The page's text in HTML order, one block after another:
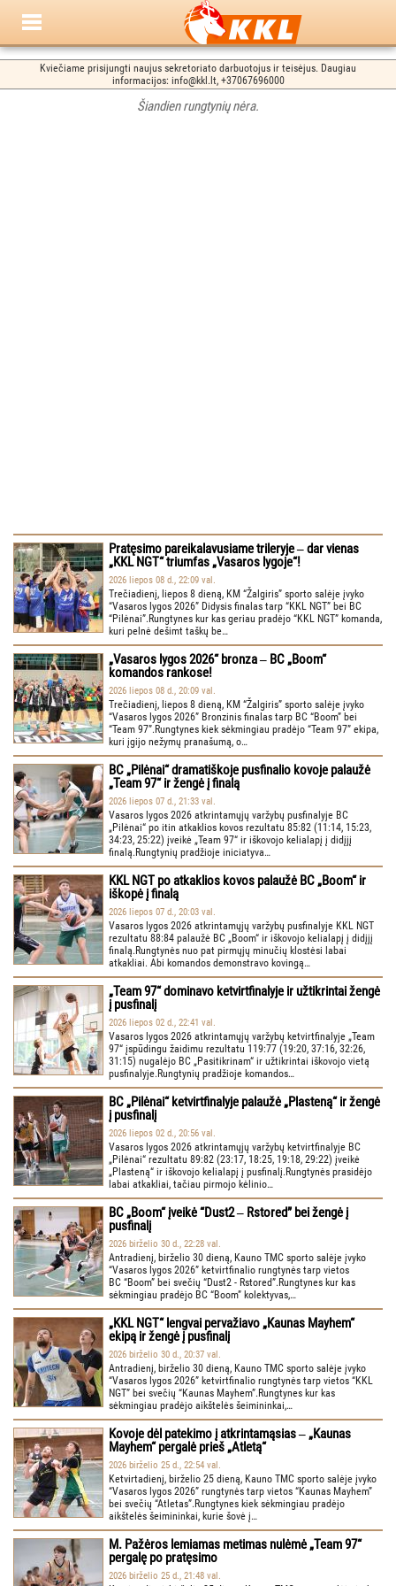
Kviečiame prisijungti naujus sekretoriato darbuotojus ir teisėjus. Daugiau
informacijos: info@kkl.lt, +37067696000
Šiandien rungtynių nėra.
Pratęsimo pareikalavusiame trileryje ‒ dar vienas
„KKL NGT“ triumfas „Vasaros lygoje“!
2026 liepos 08 d., 22:09 val.
Trečiadienį, liepos 8 dieną, KM “Žalgiris” sporto salėje įvyko
“Vasaros lygos 2026” Didysis finalas tarp “KKL NGT” bei BC
“Pilėnai”.Rungtynes kur kas geriau pradėjo “KKL NGT” komanda,
kuri pelnė dešimt taškų be…
„Vasaros lygos 2026“ bronza ‒ BC „Boom“
komandos rankose!
2026 liepos 08 d., 20:09 val.
Trečiadienį, liepos 8 dieną, KM “Žalgiris” sporto salėje įvyko
“Vasaros lygos 2026” Bronzinis finalas tarp BC “Boom” bei
“Team 97”.Rungtynes kiek sėkmingiau pradėjo “Team 97” ekipa,
kuri įgijo nežymų pranašumą, o…
BC „Pilėnai“ dramatiškoje pusfinalio kovoje palaužė
„Team 97“ ir žengė į finalą
2026 liepos 07 d., 21:33 val.
Vasaros lygos 2026 atkrintamųjų varžybų pusfinalyje BC
„Pilėnai“ po itin atkaklios kovos rezultatu 85:82 (11:14, 15:23,
34:23, 25:22) įveikė „Team 97“ ir iškovojo kelialapį į didįjį
finalą.Rungtynių pradžioje iniciatyva…
KKL NGT po atkaklios kovos palaužė BC „Boom“ ir
iškopė į finalą
2026 liepos 07 d., 20:03 val.
Vasaros lygos 2026 atkrintamųjų varžybų pusfinalyje KKL NGT
rezultatu 88:84 palaužė BC „Boom“ ir iškovojo kelialapį į didįjį
finalą.Rungtynės nuo pat pirmųjų minučių klostėsi labai
atkakliai. Abi komandos demonstravo kovingą…
„Team 97“ dominavo ketvirtfinalyje ir užtikrintai žengė
į pusfinalį
2026 liepos 02 d., 22:41 val.
Vasaros lygos 2026 atkrintamųjų varžybų ketvirtfinalyje „Team
97“ įspūdingu žaidimu rezultatu 119:77 (19:20, 37:16, 32:26,
31:15) nugalėjo BC „Pasitikrinam“ ir užtikrintai iškovojo vietą
pusfinalyje.Rungtynių pradžioje komandos…
BC „Pilėnai“ ketvirtfinalyje palaužė „Plasteną“ ir žengė
į pusfinalį
2026 liepos 02 d., 20:56 val.
Vasaros lygos 2026 atkrintamųjų varžybų ketvirtfinalyje BC
„Pilėnai“ rezultatu 89:82 (23:17, 18:25, 19:18, 29:22) įveikė
„Plasteną“ ir iškovojo kelialapį į pusfinalį.Rungtynės prasidėjo
labai atkakliai, tačiau pirmojo kėlinio…
BC „Boom“ įveikė “Dust2 ‒ Rstored” bei žengė į
pusfinalį
2026 birželio 30 d., 22:28 val.
Antradienį, birželio 30 dieną, Kauno TMC sporto salėje įvyko
“Vasaros lygos 2026” ketvirtfinalio rungtynės tarp vietos
BC “Boom” bei svečių “Dust2 - Rstored”.Rungtynes kur kas
sėkmingiau pradėjo BC “Boom” kolektyvas,…
„KKL NGT“ lengvai pervažiavo „Kaunas Mayhem“
ekipą ir žengė į pusfinalį
2026 birželio 30 d., 20:37 val.
Antradienį, birželio 30 dieną, Kauno TMC sporto salėje įvyko
“Vasaros lygos 2026” ketvirtfinalio rungtynės tarp vietos “KKL
NGT” bei svečių “Kaunas Mayhem”.Rungtynes kur kas
sėkmingiau pradėjo aikštelės šeimininkai,…
Kovoje dėl patekimo į atkrintamąsias ‒ „Kaunas
Mayhem“ pergalė prieš „Atletą“
2026 birželio 25 d., 22:54 val.
Ketvirtadienį, birželio 25 dieną, Kauno TMC sporto salėje įvyko
“Vasaros lygos 2026” rungtynės tarp vietos “Kaunas Mayhem”
bei svečių “Atletas”.Rungtynes kiek sėkmingiau pradėjo
aikštelės šeimininkai, kurie šovė į…
M. Pažėros lemiamas metimas nulėmė „Team 97“
pergalę po pratęsimo
2026 birželio 25 d., 21:48 val.